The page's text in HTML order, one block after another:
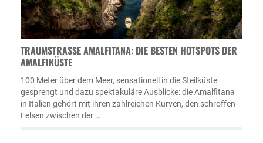
TRAUMSTRASSE AMALFITANA: DIE BESTEN HOTSPOTS DER A
MALFIKÜSTE
100 Meter über dem Meer, sensationell in die Steilküste
gesprengt und dazu spektakuläre Ausblicke: die Amalfitana
in Italien gehört mit ihren zahlreichen Kurven, den schroffen
Felsen zwischen der …